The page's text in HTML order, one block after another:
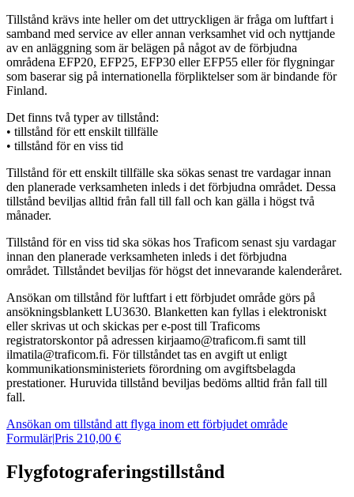
Tillstånd krävs inte heller om det uttryckligen är fråga om luftfart i
samband med service av eller annan verksamhet vid och nyttjande
av en anläggning som är belägen på något av de förbjudna
områdena EFP20, EFP25, EFP30 eller EFP55 eller för flygningar
som baserar sig på internationella förpliktelser som är bindande för
Finland.
Det finns två typer av tillstånd:
• tillstånd för ett enskilt tillfälle
• tillstånd för en viss tid
Tillstånd för ett enskilt tillfälle ska sökas senast tre vardagar innan
den planerade verksamheten inleds i det förbjudna området. Dessa
tillstånd beviljas alltid från fall till fall och kan gälla i högst två
månader.
Tillstånd för en viss tid ska sökas hos Traficom senast sju vardagar
innan den planerade verksamheten inleds i det förbjudna
området. Tillståndet beviljas för högst det innevarande kalenderåret.
Ansökan om tillstånd för luftfart i ett förbjudet område görs på
ansökningsblankett LU3630. Blanketten kan fyllas i elektroniskt
eller skrivas ut och skickas per e-post till Traficoms
registratorskontor på adressen kirjaamo@traficom.fi samt till
ilmatila@traficom.fi. För tillståndet tas en avgift ut enligt
kommunikationsministeriets förordning om avgiftsbelagda
prestationer. Huruvida tillstånd beviljas bedöms alltid från fall till
fall.
Ansökan om tillstånd att flyga inom ett förbjudet område
Formulär|Pris 210,00 €
Flygfotograferingstillstånd